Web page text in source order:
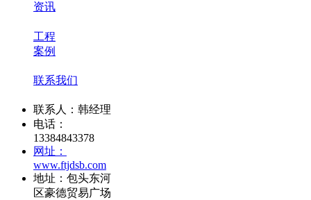
资讯
工程
案例
联系我们
联系人：韩经理
电话：
13384843378
网址：
www.ftjdsb.com
地址：包头东河
区豪德贸易广场